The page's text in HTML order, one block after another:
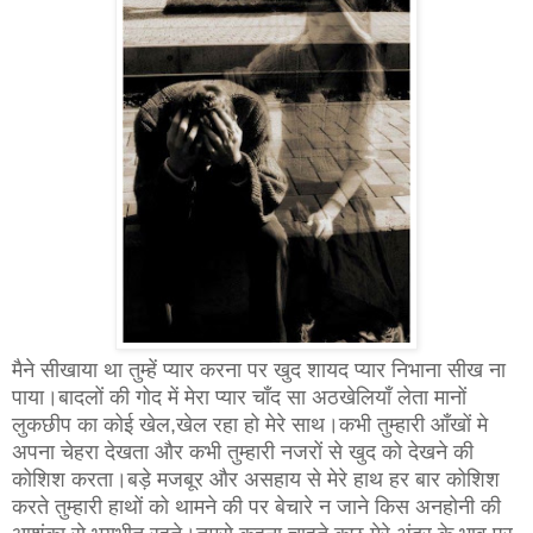
मैने सीखाया था तुम्हें प्यार करना पर खुद शायद प्यार निभाना सीख ना
पाया।बादलों की गोद में मेरा प्यार चाँद सा अठखेलियाँ लेता मानों
लुकछीप का कोई खेल,खेल रहा हो मेरे साथ।कभी तुम्हारी आँखों मे
अपना चेहरा देखता और कभी तुम्हारी नजरों से खुद को देखने की
कोशिश करता।बड़े मजबूर और असहाय से मेरे हाथ हर बार कोशिश
करते तुम्हारी हाथों को थामने की पर बेचारे न जाने किस अनहोनी की